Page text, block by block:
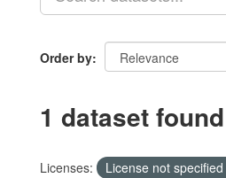
Order by
1 dataset found
Licenses: License not specified